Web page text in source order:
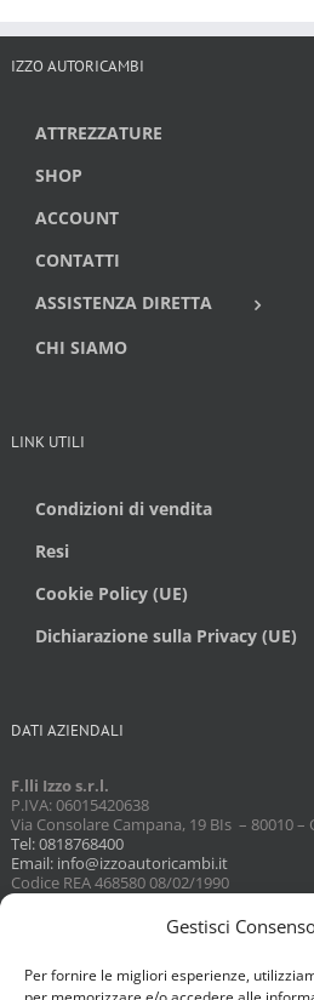
Gestisci
Per fornire le migliori esperienze,
IZZO AUTORICAMBI
ATTREZZATURE
SHOP
ACCOUNT
CONTATTI
ASSISTENZA DIRETTA
CHI SIAMO
LINK UTILI
Condizioni di vendita
Resi
Cookie Policy (UE)
Dichiarazione sulla Privacy (UE)
DATI AZIENDALI
F.lli Izzo s.r.l.
P.IVA: 06015420638
Via Consolare Campana, 19 BIs – 80010 –
Tel: 0818768400
Email: info@izzoautoricambi.it
Codice REA 468580 08/02/1990
Capitale sociale 3098,74